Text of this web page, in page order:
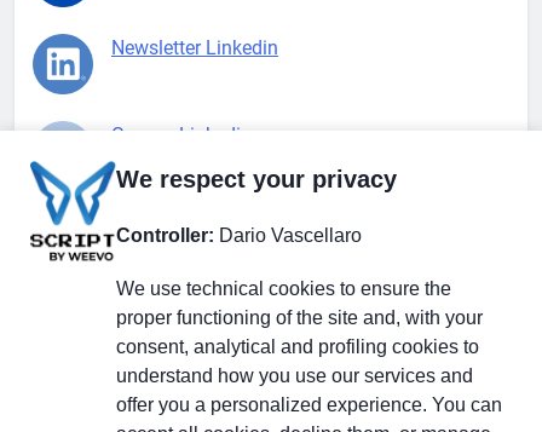
Newsletter Linkedin
Gruppo Linkedin
Pagina Facebook
X.com
We respect your privacy
Controller: Dario Vascellaro
We use technical cookies to ensure the
proper functioning of the site and, with your
consent, analytical and profiling cookies to
understand how you use our services and
offer you a personalized experience. You can